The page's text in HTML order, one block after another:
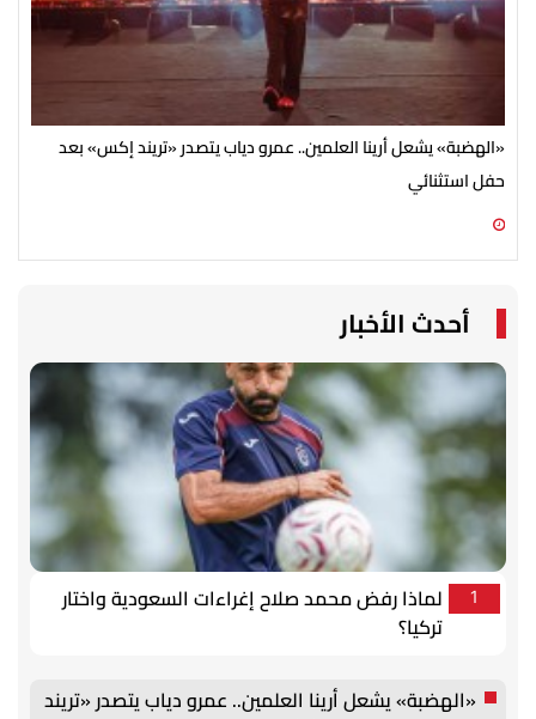
«الهضبة» يشعل أرينا العلمين.. عمرو دياب يتصدر «تريند إكس» بعد
حفل استثنائي
أحدث الأخبار
1
لماذا رفض محمد صلاح إغراءات السعودية واختار
تركيا؟
«الهضبة» يشعل أرينا العلمين.. عمرو دياب يتصدر «تريند